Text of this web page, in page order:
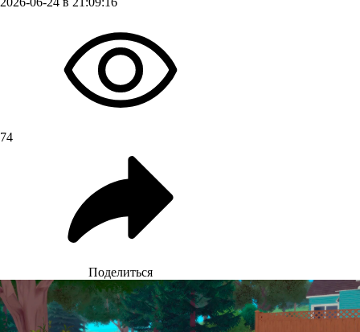
74
Поделиться